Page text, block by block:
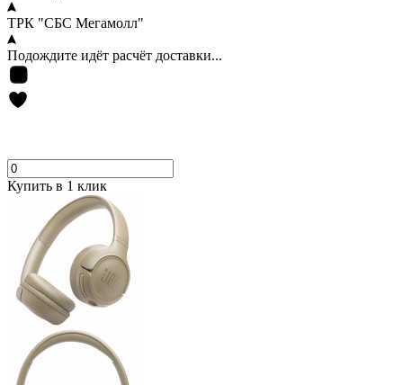
ТРК "СБС Мегамолл"
Подождите идёт расчёт доставки...
Купить в 1 клик